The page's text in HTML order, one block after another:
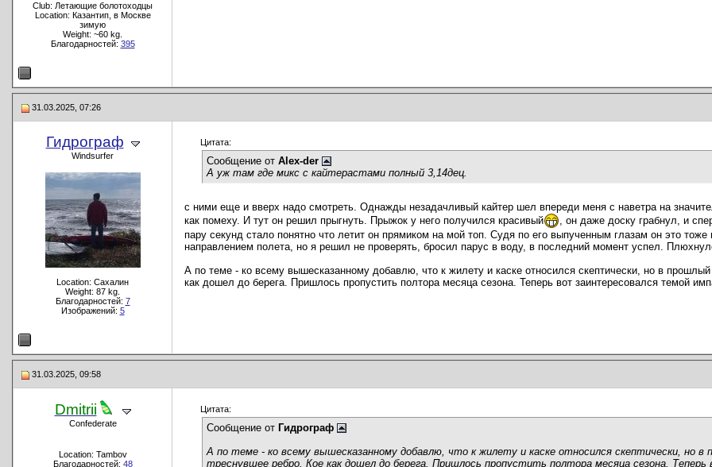
Club: Летающие болотоходцы
Location: Казантип, в Москве
зимую
Weight: ~60 kg.
Благодарностей: 395
31.03.2025, 07:26
Гидрограф
Windsurfer
Location: Сахалин
Weight: 87 kg.
Благодарностей: 7
Изображений: 5
Цитата:
Сообщение от Alex-der
А уж там где микс с кайтерастами полный 3,14дец.
с ними еще и вверх надо смотреть. Однажды незадачливый кайтер шел впереди меня с наветра на
как помеху. И тут он решил прыгнуть. Прыжок у него получился красивый
, он даже доску грабнул, и
пару секунд стало понятно что летит он прямиком на мой топ. Судя по его выпученным глазам он это
направлением полета, но я решил не проверять, бросил парус в воду, в последний момент успел.
А по теме - ко всему вышесказанному добавлю, что к жилету и каске относился скептически, но в
как дошел до берега. Пришлось пропустить полтора месяца сезона. Теперь вот заинтересовался темой
31.03.2025, 09:58
Dmitrii
Confederate
Location: Tambov
Благодарностей: 48
Цитата:
Сообщение от Гидрограф
А по теме - ко всему вышесказанному добавлю, что к жилету и каске относился скептически, но в
треснувшее ребро. Кое как дошел до берега. Пришлось пропустить полтора месяца сезона.